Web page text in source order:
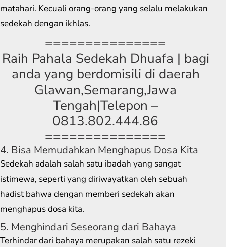
matahari. Kecuali orang-orang yang selalu melakukan
sedekah dengan ikhlas.
===============
Raih Pahala Sedekah Dhuafa | bagi
anda yang berdomisili di daerah
Glawan,Semarang,Jawa
Tengah|Telepon –
0813.802.444.86
===============
4. Bisa Memudahkan Menghapus Dosa Kita
Sedekah adalah salah satu ibadah yang sangat
istimewa, seperti yang diriwayatkan oleh sebuah
hadist bahwa dengan memberi sedekah akan
menghapus dosa kita.
5. Menghindari Seseorang dari Bahaya
Terhindar dari bahaya merupakan salah satu rezeki